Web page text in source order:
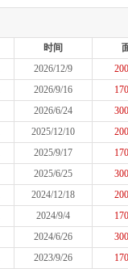
时间
2026/12/9
2026/9/16
2026/6/24
2025/12/10
2025/9/17
2025/6/25
2024/12/18
2024/9/4
2024/6/26
2023/9/26